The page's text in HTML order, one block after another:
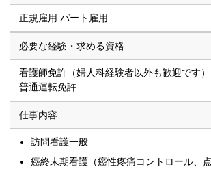
正規雇用 パート雇用
必要な経験・求める資格
看護師免許（婦人科経験者以外も歓迎です）
普通運転免許
仕事内容
訪問看護一般
癌終末期看護（癌性疼痛コントロール、